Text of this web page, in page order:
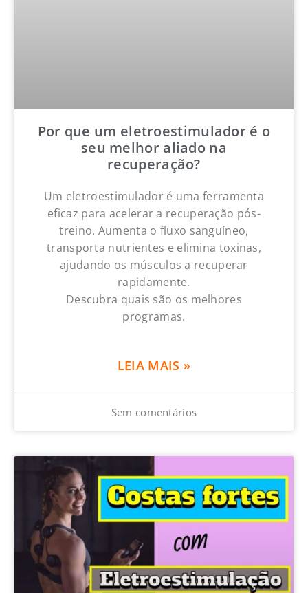
Por que um eletroestimulador é o
seu melhor aliado na
recuperação?
Um eletroestimulador é uma ferramenta
eficaz para acelerar a recuperação pós-
treino. Aumenta o fluxo sanguíneo,
transporta nutrientes e elimina toxinas,
ajudando os músculos a recuperar
rapidamente.
Descubra quais são os melhores
programas.
LEIA MAIS »
Sem comentários